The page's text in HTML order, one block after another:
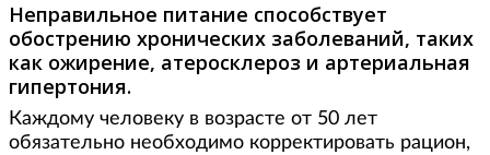
Неправильное питание способствует
обострению хронических заболеваний, таких
как ожирение, атеросклероз и артериальная
гипертония.
Каждому человеку в возрасте от 50 лет
обязательно необходимо корректировать рацион,